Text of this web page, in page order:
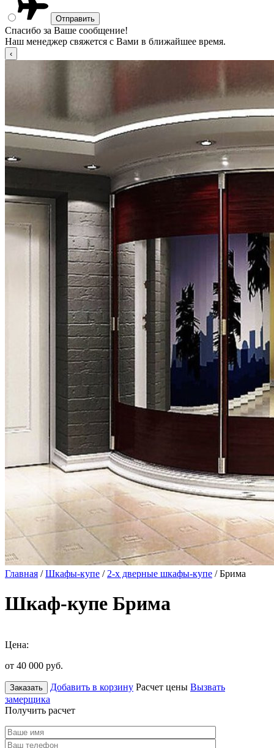
Спасибо за Ваше сообщение!
Наш менеджер свяжется с Вами в ближайшее время.
Главная /Шкафы-купе / 2-х дверные шкафы-купе / Брима
Шкаф-купе Брима
Цена:
от 40 000 руб.
Заказать Добавить в корзину Расчет цены Вызвать
замерщика
Получить расчет